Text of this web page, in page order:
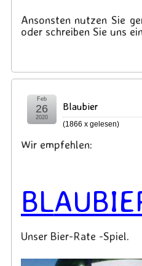
Ansonsten nutzen Sie
oder schreiben Sie uns
Blaubier
(1866 x gelesen)
Feb
26
2020
Wir empfehlen:
BL
Unser Bier-Rate -Spiel.